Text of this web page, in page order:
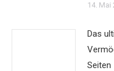
14. Mai
Das
Seiten